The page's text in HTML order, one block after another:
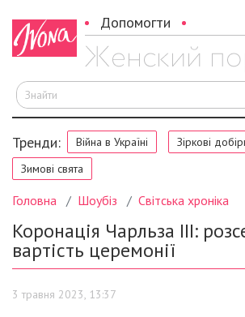
Допомогти
Тренди: Війна в Україні
Зіркові
Зимові свята
Головна Шоубіз Світська хроніка
Коронація Чарльза III:
вартість церемонії
3 травня 2023, 13:37